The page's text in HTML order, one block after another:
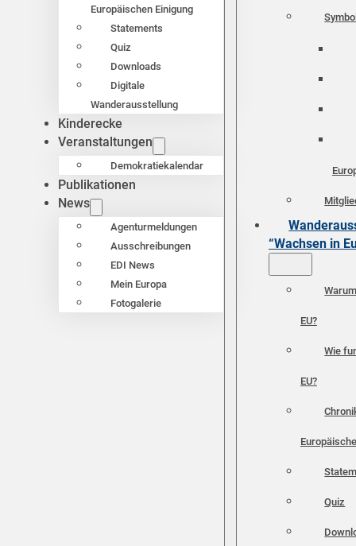
Europäischen Einigung
Statements
Quiz
Downloads
Digitale
Wanderausstellung
Kinderecke
Veranstaltungen
Demokratiekalendar
Publikationen
News
Agenturmeldungen
Ausschreibungen
EDI News
Mein Europa
Fotogalerie
“Wachsen in
EU?
Wie
EU?
Quiz